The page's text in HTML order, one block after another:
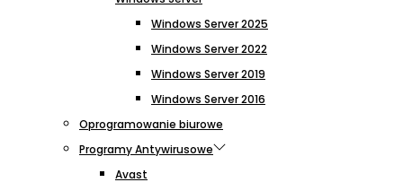
Windows Server 2025
Windows Server 2022
Windows Server 2019
Windows Server 2016
Oprogramowanie biurowe
Programy Antywirusowe
Avast